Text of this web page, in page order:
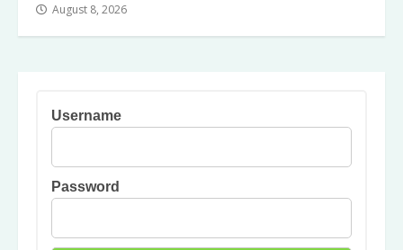
August 8, 2026
Username
Password